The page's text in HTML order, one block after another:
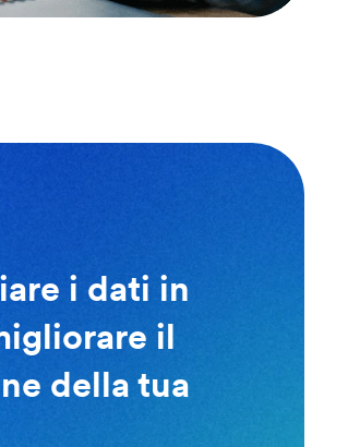
i dati in
il
della tua